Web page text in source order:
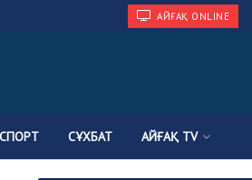
АЙҒАҚ ONLINE
СПОРТ СҰХБАТ АЙҒАҚ TV